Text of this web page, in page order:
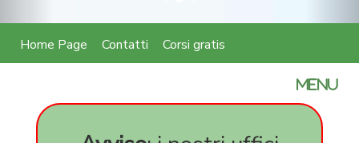
Home Page Contatti Corsi gratis
parità
di
MENU